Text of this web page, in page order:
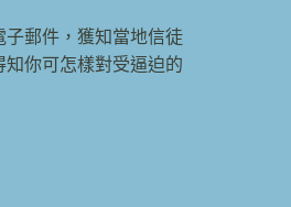
郵件，獲知當地信徒
你可怎樣對受逼迫的